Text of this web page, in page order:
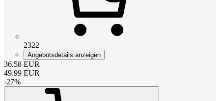
2322
Angebotsdetails anzeigen
36.58 EUR
49.99 EUR
-27%